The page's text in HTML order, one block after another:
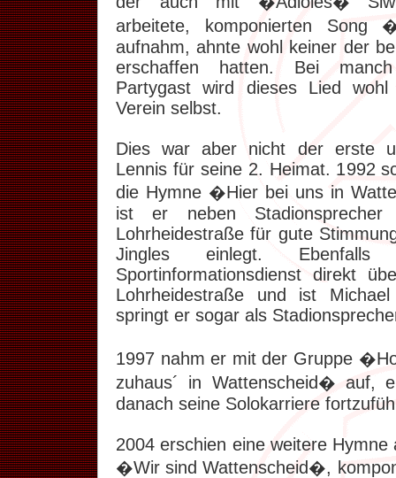
arbeitete, komponierten Song
aufnahm, ahnte wohl keiner der
erschaffen hatten. Bei
Partygast wird dieses Lied
Verein selbst.
Dies war aber nicht der erste
Lennis für seine 2. Heimat. 1992
die Hymne �Hier bei uns in
ist er neben
Lohrheidestraße für gute
Jingles einlegt.
Sportinformationsdienst direkt
Lohrheidestraße und ist
springt er sogar als
1997 nahm er mit der Gruppe
zuhaus´ in Wattenscheid� auf,
danach seine Solokarriere
2004 erschien eine weitere
�Wir sind Wattenscheid�,